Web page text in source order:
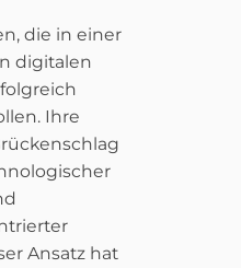
die in einer
digitalen
Ihre
Ansatz hat